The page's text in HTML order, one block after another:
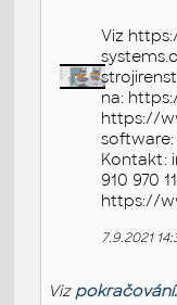
Viz
na:
https://
Kontakt:
910 970
https://
7.9.2021
Viz